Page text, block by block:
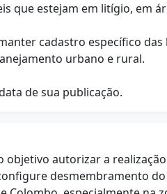
que estejam em litígio,
cadastro específico
urbano e rural.
de sua publicação.
objetivo autorizar a
desmembramento